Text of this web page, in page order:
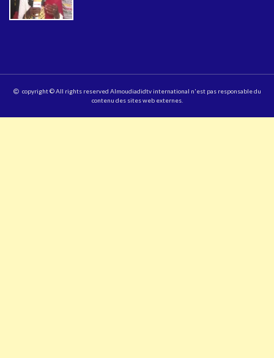
copyright © All rights reserved Almoudiadidtv international n'est pas responsable du
contenu des sites web externes.